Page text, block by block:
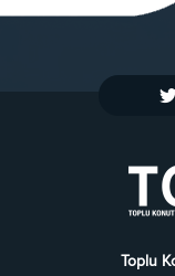
Toplu